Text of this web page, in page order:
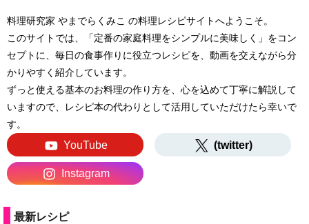
料理研究家 やまでらくみこ の料理レシピサイトへようこそ。
このサイトでは、「定番の家庭料理をシンプルに美味しく」をコン
セプトに、毎日の食事作りに役立つレシピを、動画を交えながら分
かりやすく紹介しています。
ずっと使える基本のお料理の作り方を、心を込めて丁寧に解説して
いますので、レシピ本の代わりとして活用していただけたら幸いで
す。
YouTube (twitter)
Instagram
最新レシピ